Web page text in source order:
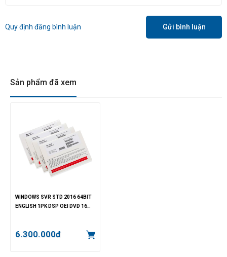
Quy định đăng bình luận Gửi bình luận
Sản phẩm đã xem
WINDOWS SVR STD 2016 64BIT
ENGLISH 1PK DSP OEI DVD 16
6.300.000đ